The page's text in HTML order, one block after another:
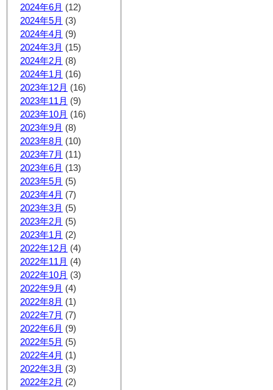
2024年6月 (12)
2024年5月 (3)
2024年4月 (9)
2024年3月 (15)
2024年2月 (8)
2024年1月 (16)
2023年12月 (16)
2023年11月 (9)
2023年10月 (16)
2023年9月 (8)
2023年8月 (10)
2023年7月 (11)
2023年6月 (13)
2023年5月 (5)
2023年4月 (7)
2023年3月 (5)
2023年2月 (5)
2023年1月 (2)
2022年12月 (4)
2022年11月 (4)
2022年10月 (3)
2022年9月 (4)
2022年8月 (1)
2022年7月 (7)
2022年6月 (9)
2022年5月 (5)
2022年4月 (1)
2022年3月 (3)
2022年2月 (2)